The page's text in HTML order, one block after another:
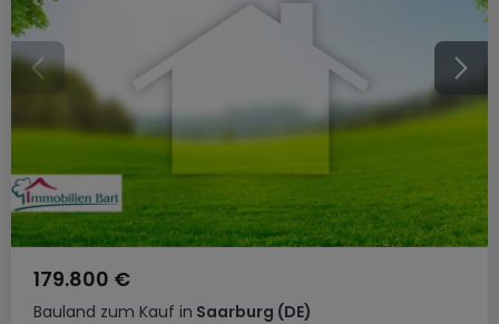
Bauland zum Kauf in Saarburg (DE)
179.800 €